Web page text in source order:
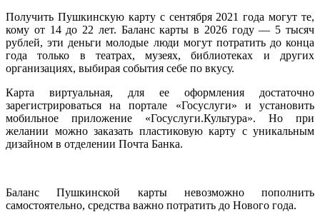
Получить Пушкинскую карту с сентября 2021 года могут те,
кому от 14 до 22 лет. Баланс карты в 2026 году — 5 тысяч
рублей, эти деньги молодые люди могут потратить до конца
года только в театрах, музеях, библиотеках и других
организациях, выбирая события себе по вкусу.
Карта виртуальная, для ее оформления достаточно
зарегистрироваться на портале «Госуслуги» и установить
мобильное приложение «Госуслуги.Культура». Но при
желании можно заказать пластиковую карту с уникальным
дизайном в отделении Почта Банка.
Баланс Пушкинской карты невозможно пополнить
самостоятельно, средства важно потратить до Нового года.